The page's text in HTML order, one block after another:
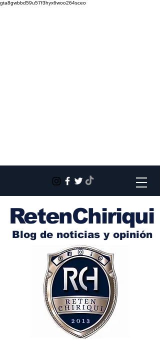
gta8gwbbd59u57f3hyx6woo264sceo
RetenChiriqui
Blog de noticias y opinión